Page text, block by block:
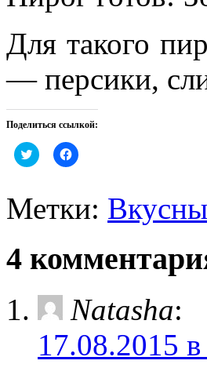
Для такого
— персики,
Поделиться ссылкой:
Нажмите,
чтобы
(Открывается
в
новом
Нажмите,
чтобы
(Открывается
новом
Метки:
4
Natasha:
17.08.2015